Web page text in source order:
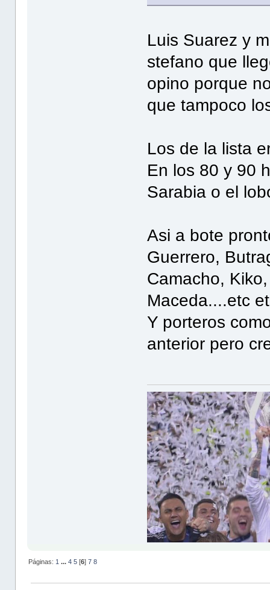
Luis Suarez y
stefano que
opino porque
que tampoco
Los de la lista
En los 80 y 90
Sarabia o el
Asi a bote
Guerrero,
Camacho,
Maceda....etc
Y porteros
anterior pero
Páginas: 1 ... 4 5[6] 7 8